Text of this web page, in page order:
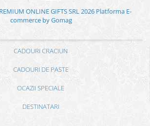
ONLINE GIFTS SRL 2026 Platforma E-
commerce by Gomag
CADOURI CRACIUN
CADOURI DE PASTE
OCAZII SPECIALE
DESTINATARI